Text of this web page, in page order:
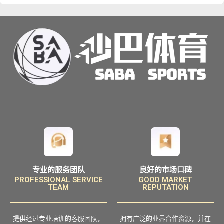
专业的服务团队
PROFESSIONAL SERVICE
TEAM
提供经过专业培训的客服团队，
良好的市场口碑
GOOD MARKET
REPUTATION
拥有广泛的业界合作资源，并在